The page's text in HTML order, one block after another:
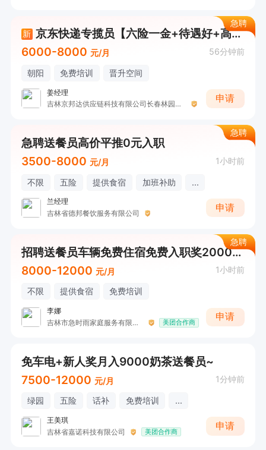
急聘
新
京东快递专揽员【六险一金+待遇好+高薪资8000+】
6000-8000 元/月 56分钟前
朝阳 免费培训 晋升空间
姜经理
吉林京邦达供应链科技有限公司长春林园分公司
申请
急聘
急聘送餐员高价平推0元入职
3500-8000 元/月 1小时前
不限 五险 提供食宿 加班补助 ...
兰经理
吉林省德邦餐饮服务有限公司
申请
急聘
招聘送餐员车辆免费住宿免费入职奖2000元，工资日结
8000-12000 元/月 1小时前
不限 提供食宿 免费培训
李娜
吉林市急时雨家庭服务有限公司
美团合作商
申请
免车电+新人奖月入9000奶茶送餐员~
7500-12000 元/月 1分钟前
绿园 五险 话补 免费培训 ...
王美琪
吉林省嘉诺科技有限公司
美团合作商
申请